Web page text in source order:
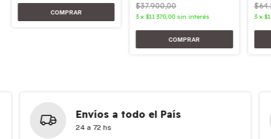
$37.900,00
3 x$11.370,00 sin interés 3 x
Envíos a todo el País
24 a 72 hs